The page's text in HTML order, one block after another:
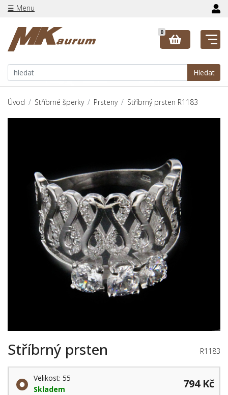
☰ Menu
Hledat
0
Úvod Stříbrné šperky Prsteny Stříbrný prsten R1183
Stříbrný prsten R1183
Velikost: 55
Skladem
794 Kč